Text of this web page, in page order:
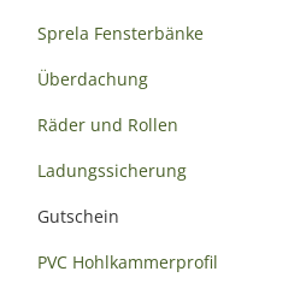
Sprela Fensterbänke
Überdachung
Räder und Rollen
Ladungssicherung
Gutschein
PVC Hohlkammerprofil